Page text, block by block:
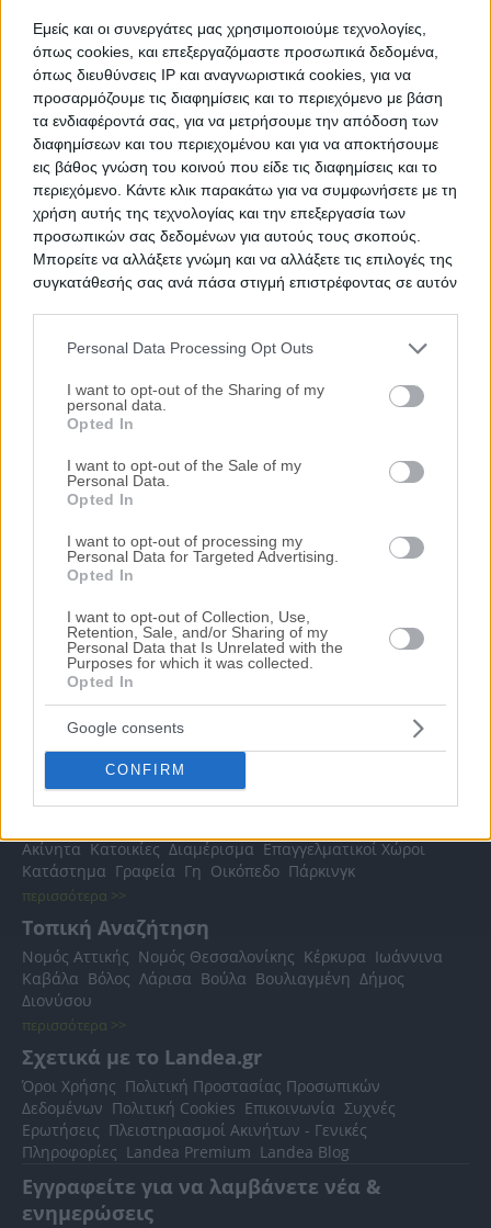
Εμείς και οι συνεργάτες μας χρησιμοποιούμε τεχνολογίες,
όπως cookies, και επεξεργαζόμαστε προσωπικά δεδομένα,
όπως διευθύνσεις IP και αναγνωριστικά cookies, για να
προσαρμόζουμε τις διαφημίσεις και το περιεχόμενο με βάση
τα ενδιαφέροντά σας, για να μετρήσουμε την απόδοση των
διαφημίσεων και του περιεχομένου και για να αποκτήσουμε
εις βάθος γνώση του κοινού που είδε τις διαφημίσεις και το
περιεχόμενο. Κάντε κλικ παρακάτω για να συμφωνήσετε με τη
χρήση αυτής της τεχνολογίας και την επεξεργασία των
προσωπικών σας δεδομένων για αυτούς τους σκοπούς.
Μπορείτε να αλλάξετε γνώμη και να αλλάξετε τις επιλογές της
συγκατάθεσής σας ανά πάσα στιγμή επιστρέφοντας σε αυτόν
services and may gather and store information including but
not limited to your visit or usage behaviour. You may click to
grant or deny consent to Google and its third-party tags to
use your data for below specified purposes in below Google
consent section.
Personal Data Processing Opt Outs
I want to opt-out of the Sharing of my
personal data.
Opted In
I want to opt-out of the Sale of my
Personal Data.
Opted In
I want to opt-out of processing my
Personal Data for Targeted Advertising.
Opted In
I want to opt-out of Collection, Use,
Retention, Sale, and/or Sharing of my
Personal Data that Is Unrelated with the
Purposes for which it was collected.
Opted In
Google consents
CONFIRM
Χρηματοδότηση
Πρώτη Προσφορά:
324.000 €
Ημ. Διεξαγωγής:
09/10/2026
Αποθηκεύστε την αναζήτησή σας για να λαμβάνετε
ενημέρωση όταν προστίθενται νέα ακίνητα
Αποθήκευση
Ψάχνετε γιαΚτήριο σε πλειστηριασμόσεΗλιούπολη; Εδώ
μπορείτε να βρείτε την επίσημη λίστα με τουςηλεκτρονικούς
πλειστηριασμούς ακινήτωνσεΗλιούπολη, η οποία
αναζήτησης μπορείτε να περιορίσετε τα ακίνητα και να
Σχετικές Αναζητήσεις
Ακινήτων - Κατοικιών Ηλιούπολη
Ακίνητα Κατοικίες Διαμέρισμα Επαγγελματικοί Χώροι
Κατάστημα Γραφεία Γη Οικόπεδο Πάρκινγκ
περισσότερα >>
Τοπική Αναζήτηση
Νομός Αττικής Νομός Θεσσαλονίκης Κέρκυρα Ιωάννινα
Καβάλα Βόλος Λάρισα Βούλα Βουλιαγμένη Δήμος
Διονύσου
περισσότερα >>
Σχετικά με το Landea.gr
Όροι Χρήσης Πολιτική Προστασίας Προσωπικών
Δεδομένων Πολιτική Cookies Επικοινωνία Συχνές
Ερωτήσεις Πλειστηριασμοί Ακινήτων - Γενικές
Πληροφορίες Landea Premium Landea Blog
Εγγραφείτε για να λαμβάνετε νέα &
ενημερώσεις